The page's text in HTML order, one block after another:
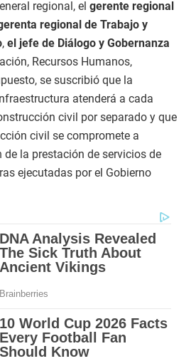
regional, el gerente regional
regional de Trabajo y
, el jefe de Diálogo y Gobernanza
Recursos Humanos,
se suscribió que la
atenderá a cada
civil por separado y que
civil se compromete a
la prestación de servicios de
ejecutadas por el Gobierno